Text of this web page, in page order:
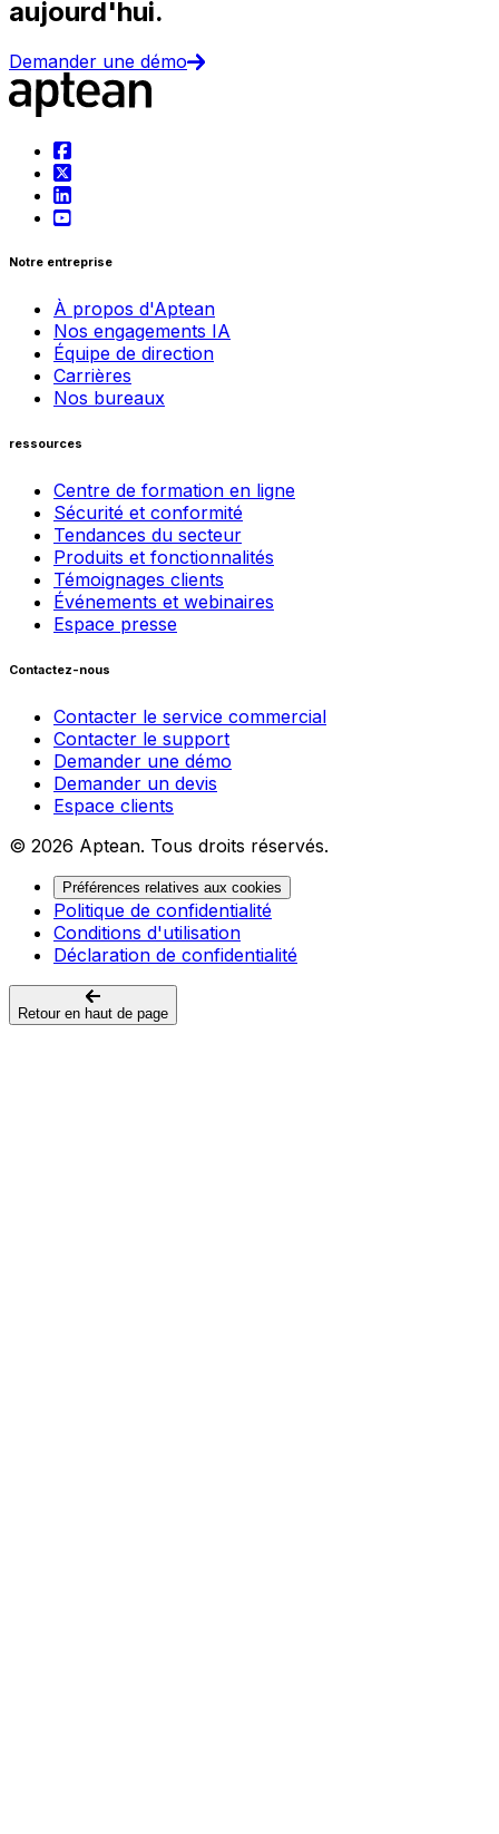
aujourd'hui.
Demander une démo
Notre entreprise
À propos d'Aptean
Nos engagements IA
Équipe de direction
Carrières
Nos bureaux
ressources
Centre de formation en ligne
Sécurité et conformité
Tendances du secteur
Produits et fonctionnalités
Témoignages clients
Événements et webinaires
Espace presse
Contactez-nous
Contacter le service commercial
Contacter le support
Demander une démo
Demander un devis
Espace clients
© 2026 Aptean. Tous droits réservés.
Préférences relatives aux cookies
Politique de confidentialité
Conditions d'utilisation
Déclaration de confidentialité
Retour en haut de page